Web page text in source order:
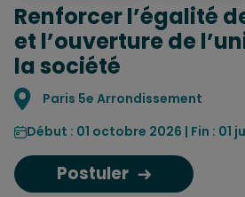
Renforcer l’égalité
et l’ouverture de
la société
Localisation
Paris 5e Arrondissement
Début : 01 octobre 2026 | Fin : 01
Postuler